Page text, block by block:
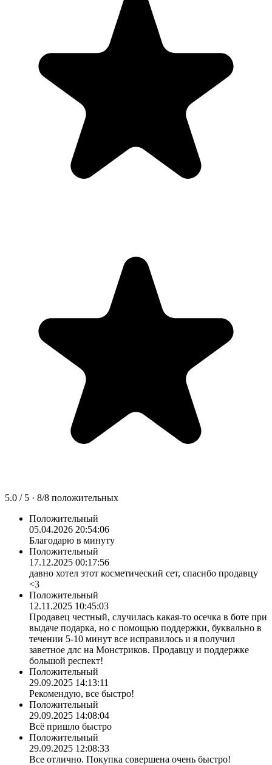
5.0 / 5 · 8/8 положительных
Положительный
05.04.2026 20:54:06
Благодарю в минуту
Положительный
17.12.2025 00:17:56
давно хотел этот косметический сет, спасибо продавцу
<3
Положительный
12.11.2025 10:45:03
Продавец честный, случилась какая-то осечка в боте при
выдаче подарка, но с помощью поддержки, буквально в
течении 5-10 минут все исправилось и я получил
заветное длс на Монстриков. Продавцу и поддержке
большой респект!
Положительный
29.09.2025 14:13:11
Рекомендую, все быстро!
Положительный
29.09.2025 14:08:04
Всё пришло быстро
Положительный
29.09.2025 12:08:33
Все отлично. Покупка совершена очень быстро!